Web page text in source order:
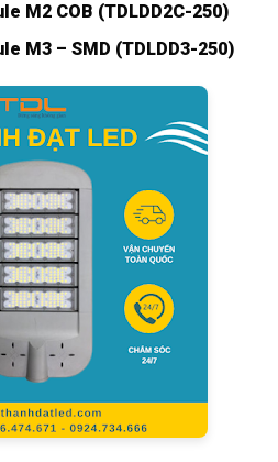
M2 COB (TDLDD2C-250)
M3 – SMD (TDLDD3-250)